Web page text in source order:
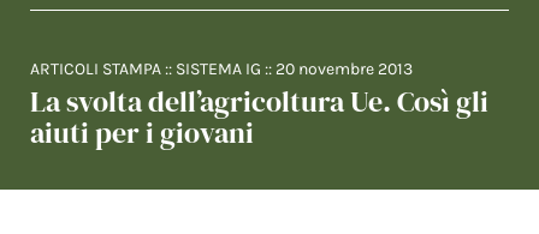
ARTICOLI STAMPA :: SISTEMA IG :: 20 novembre 2013
La svolta dell’agricoltura Ue. Così gli
aiuti per i giovani